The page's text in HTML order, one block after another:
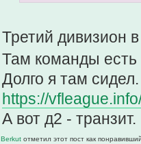
Третий дивизион
Там команды есть
Долго я там сидел.
https://
А вот д2 - транзит.
Berkut отметил этот пост как